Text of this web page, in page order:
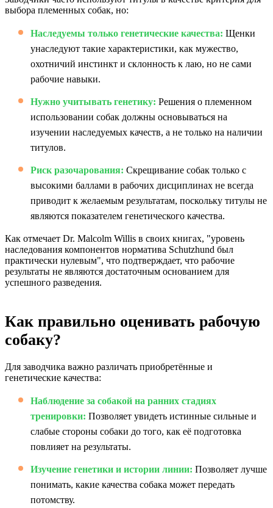
выбора племенных собак, но:
Наследуемы только генетические качества: Щенки
унаследуют такие характеристики, как мужество,
охотничий инстинкт и склонность к лаю, но не сами
рабочие навыки.
Нужно учитывать генетику: Решения о племенном
использовании собак должны основываться на
изучении наследуемых качеств, а не только на наличии
титулов.
Риск разочарования: Скрещивание собак только с
высокими баллами в рабочих дисциплинах не всегда
приводит к желаемым результатам, поскольку титулы не
являются показателем генетического качества.
Как отмечает Dr. Malcolm Willis в своих книгах, "уровень
наследования компонентов норматива Schutzhund был
практически нулевым", что подтверждает, что рабочие
результаты не являются достаточным основанием для
успешного разведения.
Как правильно оценивать рабочую
собаку?
Для заводчика важно различать приобретённые и
генетические качества:
Наблюдение за собакой на ранних стадиях
тренировки: Позволяет увидеть истинные сильные и
слабые стороны собаки до того, как её подготовка
повлияет на результаты.
Изучение генетики и истории линии: Позволяет лучше
понимать, какие качества собака может передать
потомству.